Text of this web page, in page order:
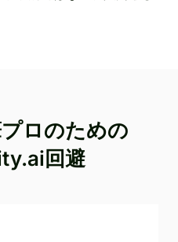
ロのための
回避